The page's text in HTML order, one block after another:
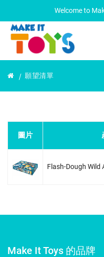
Welcome to
願望清單
圖片
Flash-Dough Wild
Make It Toys 的品牌